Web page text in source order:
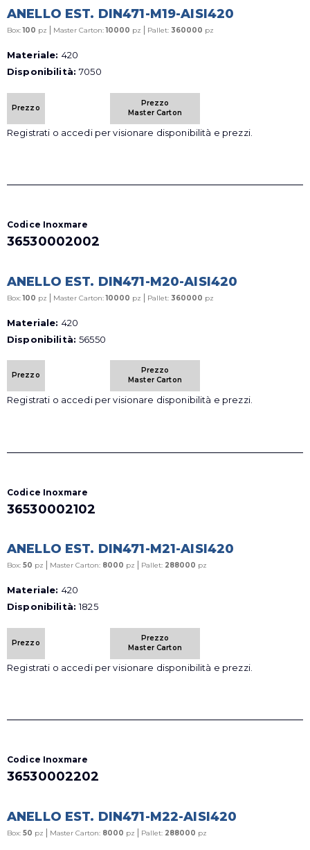
ANELLO EST. DIN471-M19-AISI420
Box:100 pz | Master Carton:10000 pz | Pallet: 360000 pz
Materiale: 420
Disponibilità:7050
Prezzo
Prezzo
Master Carton
Registrati o accedi per visionare disponibilità e prezzi.
Codice Inoxmare
36530002002
ANELLO EST. DIN471-M20-AISI420
Box:100 pz | Master Carton:10000 pz | Pallet: 360000 pz
Materiale: 420
Disponibilità:56550
Prezzo
Prezzo
Master Carton
Registrati o accedi per visionare disponibilità e prezzi.
Codice Inoxmare
36530002102
ANELLO EST. DIN471-M21-AISI420
Box: 50 pz | Master Carton: 8000 pz | Pallet: 288000 pz
Materiale: 420
Disponibilità:1825
Prezzo
Prezzo
Master Carton
Registrati o accedi per visionare disponibilità e prezzi.
Codice Inoxmare
36530002202
ANELLO EST. DIN471-M22-AISI420
Box: 50 pz | Master Carton: 8000 pz | Pallet: 288000 pz